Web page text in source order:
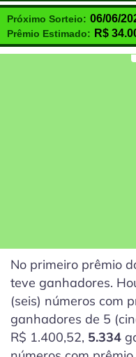
Próximo Sorteio: 06/06/
Prêmio Estimado: R$
No primeiro prêmio
teve ganhadores.
(seis) números com
ganhadores de 5
R$ 1.400,52, 5.334